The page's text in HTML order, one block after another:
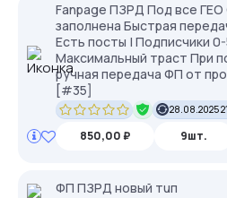
Fanpage ПЗРД Под все
заполнена Быстрая
Есть посты | Подписчики
Максимальный траст При
ручная передача ФП от
[#35]
28.08.2025
850,00 ₽ 9шт.
ФП ПЗРД нoвый тuп